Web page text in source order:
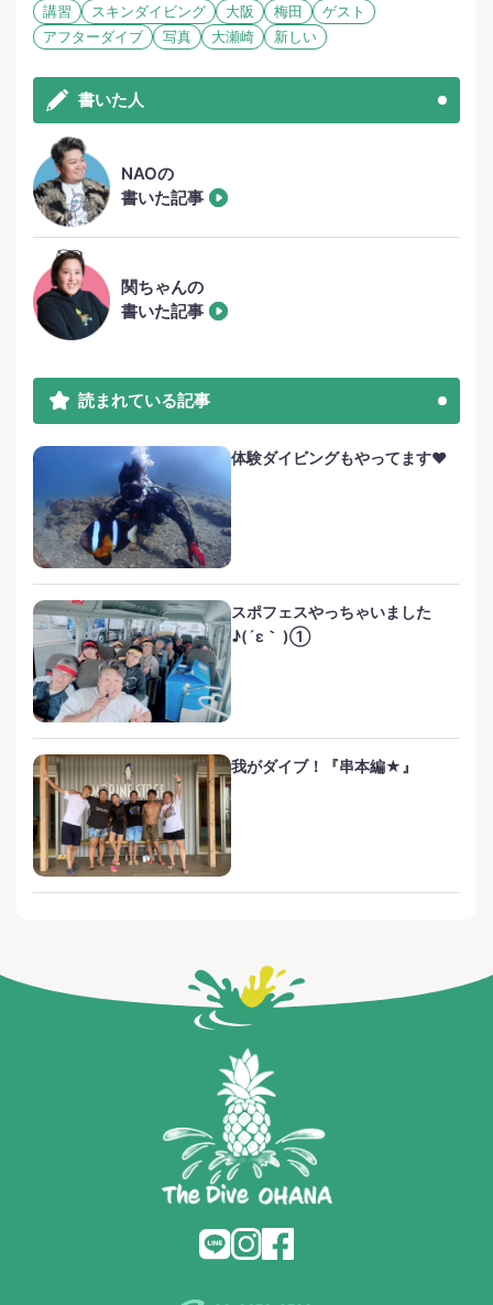
講習
スキンダイビング 大阪 梅田
ゲスト
アフターダイブ
写真 大瀬崎 新しい
書いた人
NAOの
書いた記事
関ちゃんの
書いた記事
読まれている記事
体験ダイビングもやってます❤️
スポフェスやっちゃいました
♪(´ε｀ )①
我がダイブ！『串本編★』